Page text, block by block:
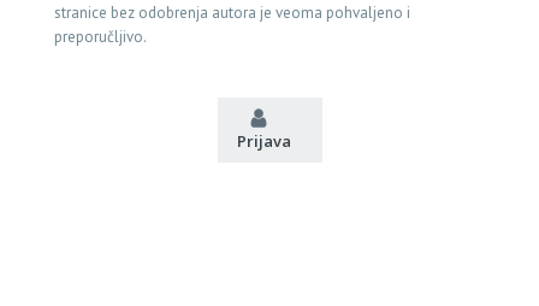
stranice bez odobrenja autora je veoma pohvaljeno i
preporučljivo.
Prijava